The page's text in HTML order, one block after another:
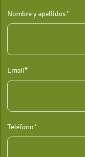
Nombre y apellidos*
Email*
Teléfono*